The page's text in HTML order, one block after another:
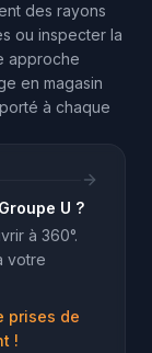
des rayons
ou inspecter la
approche
en magasin
à chaque
U ?
à 360°.
votre
prises de
!